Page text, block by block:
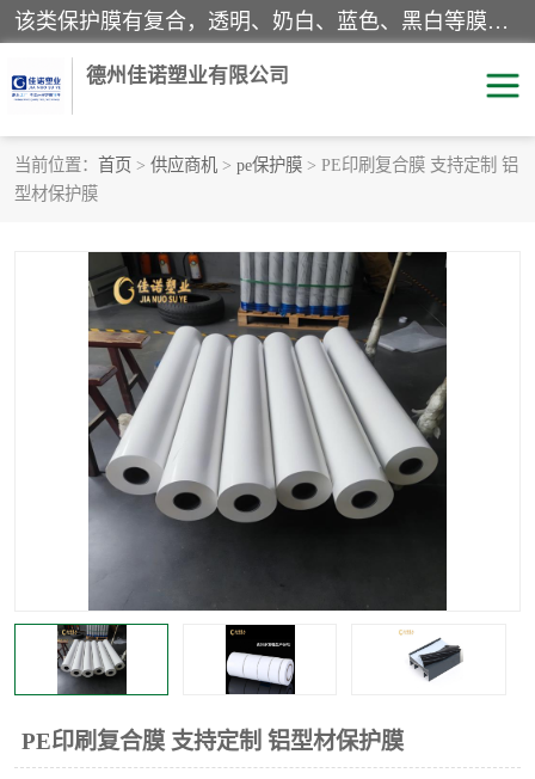
该类保护膜有复合，透明、奶白、蓝色、黑白等膜型。特高粘，高粘，中高粘，中粘，中低粘，低粘等。对于不同的粘力要求有相应的产品相适配。无胶渍残留污染。在较宽的收卷幅度下平整无皱纹，收卷长度大，利于机械化及自动化施工粘贴。为您的产品提供的表面保护解决方案。 产品广泛适用于：铝材、不锈钢、金属、塑料、电子、家电、家具、玻璃、化工材料、装饰材料等。
德州佳诺塑业有限公司
当前位置： 首页 > 供应商机 > pe保护膜 > PE印刷复合膜 支持定制 铝
型材保护膜
PE印刷复合膜 支持定制 铝型材保护膜
pe保护膜
地毯保护膜 家具保护膜
拉伸缠绕膜 透明保护膜
黑白保护膜 乳白保护膜
明蓝保护膜 纯黑保护膜
印字保护膜 彩钢板保护膜
窗缝阻风胶带 铝板保护膜
不锈钢板保护膜 一次性隔离膜